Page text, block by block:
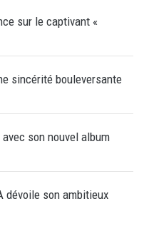
sur le captivant «
sincérité bouleversante
son nouvel album
dévoile son ambitieux